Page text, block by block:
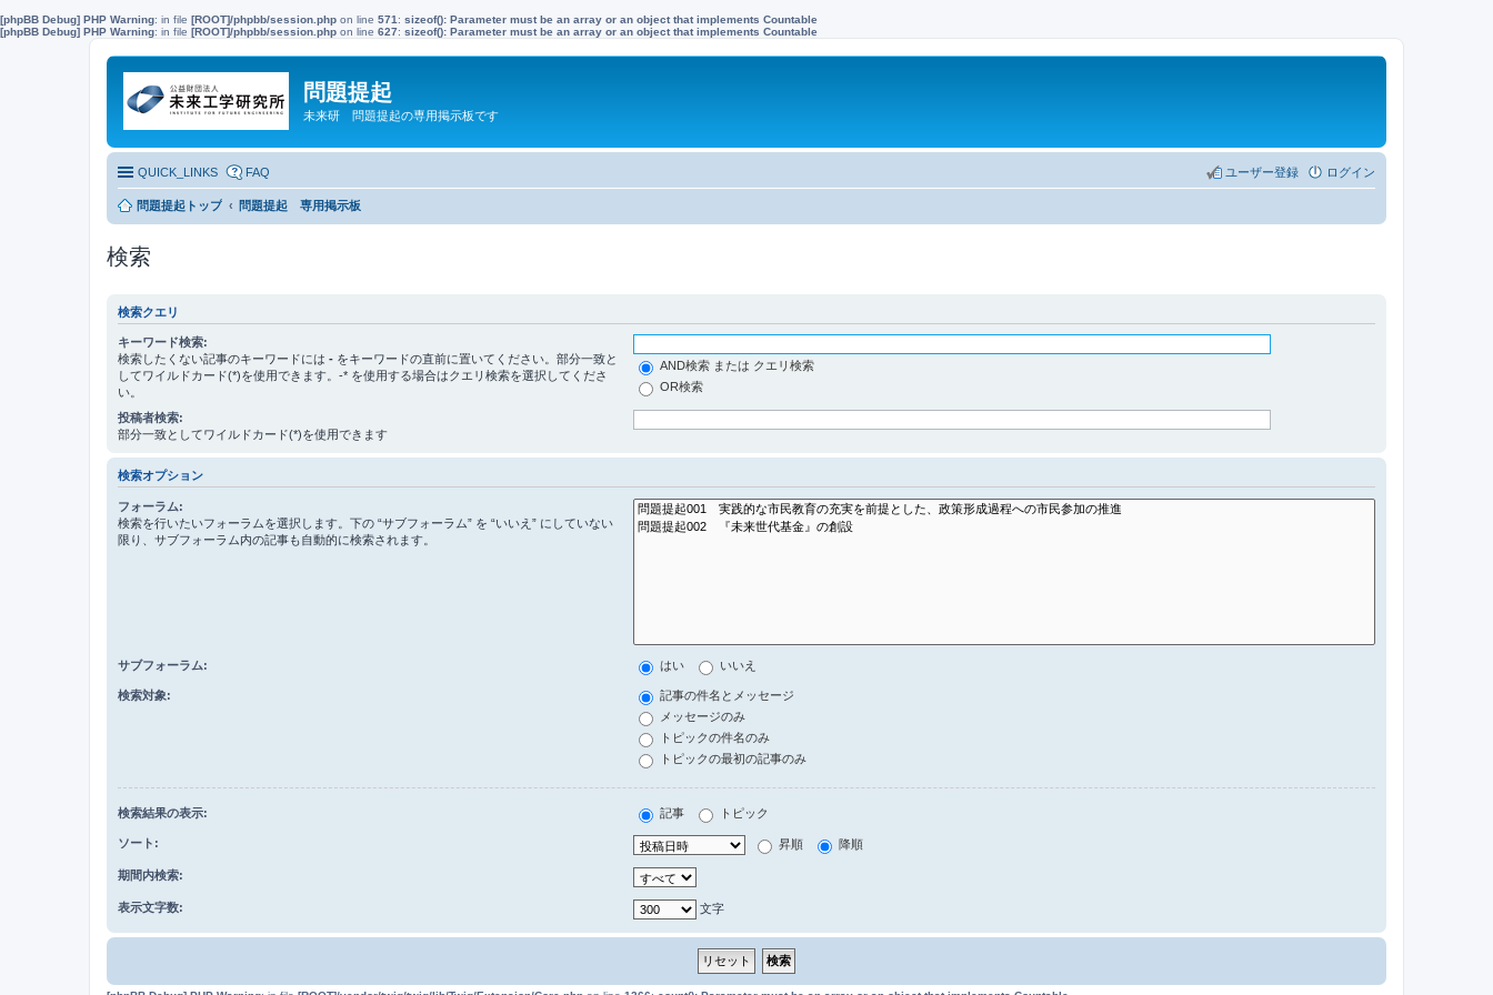
[phpBB Debug] PHP Warning: in file [ROOT]/phpbb/session.php on line 571 : sizeof(): Parameter must be an array or an object that implements Countable
[phpBB Debug] PHP Warning: in file [ROOT]/phpbb/session.php on line 627: sizeof(): Parameter must be an array or an object that implements Countable
問題提起
未来研 問題提起の専用掲示板です
QUICK_LINKS FAQ ログイン
ユーザー登録
問題提起トップ 問題提起 専用掲示板
検索
検索クエリ
キーワード検索:
検索したくない記事のキーワードには - をキーワードの直前に置いてください。部分一致と
してワイルドカード(*)を使用できます。-* を使用する場合はクエリ検索を選択してくださ
い。
AND検索 または クエリ検索
OR検索
投稿者検索:
部分一致としてワイルドカード(*)を使用できます
検索オプション
フォーラム:
検索を行いたいフォーラムを選択します。下の “サブフォーラム” を “いいえ” にしていない
限り、サブフォーラム内の記事も自動的に検索されます。
サブフォーラム: はい いいえ
検索対象:
記事の件名とメッセージ
メッセージのみ
トピックの件名のみ
トピックの最初の記事のみ
検索結果の表示: 記事 トピック
ソート: 昇順 降順
期間内検索:
表示文字数: 文字